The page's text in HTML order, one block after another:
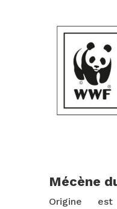
Mécène
Origine